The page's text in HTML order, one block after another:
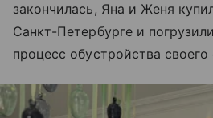
закончилась, Яна и Женя
Санкт-Петербурге и
процесс обустройства своего